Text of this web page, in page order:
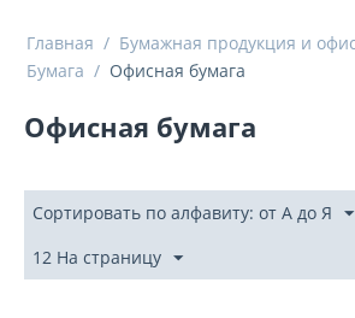
Главная / Бумажная продукция и
Бумага / Офисная бумага
Офисная бумага
Сортировать по алфавиту: от А до Я
12 На страницу